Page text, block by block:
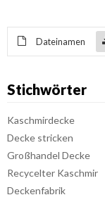
Dateinamen
Stichwörter
Kaschmirdecke
Decke stricken
Großhandel Decke
Recycelter Kaschmir
Deckenfabrik